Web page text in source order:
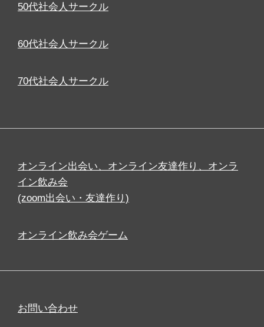
50代社会人サークル
60代社会人サークル
70代社会人サークル
オンライン出会い、オンライン友達作り、オンラ
イン飲み会
(zoom出会い・友達作り)
オンライン飲み会ゲーム
お問い合わせ